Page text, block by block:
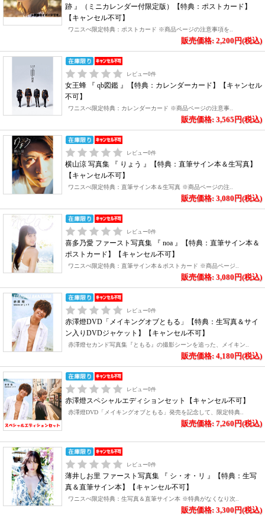
跡 』（ミニカレンダー付限定版）【特典：ポストカード】
【キャンセル不可】
ワニスぺ限定特典：ポストカード ※商品ページの注意事項を..
販売価格: 2,200円(税込)
レビュー0件
女王蜂 『 qb図鑑 』【特典：カレンダーカード】【キャンセル
不可】
ワニスぺ限定特典：カレンダーカード ※商品ページの注意事..
販売価格: 3,565円(税込)
レビュー0件
横山涼 写真集 『 りょう 』【特典：直筆サイン本＆生写真】
【キャンセル不可】
ワニスぺ限定特典：直筆サイン本＆生写真 ※商品ページの注..
販売価格: 3,080円(税込)
レビュー0件
喜多乃愛 ファースト写真集 『 noa 』【特典：直筆サイン本＆
ポストカード】【キャンセル不可】
ワニスぺ限定特典：直筆サイン本＆ポストカード ※商品ページ..
販売価格: 3,080円(税込)
レビュー0件
赤澤燈DVD「メイキングオブともる」【特典：生写真＆サイ
ン入りDVDジャケット】【キャンセル不可】
赤澤燈セカンド写真集『ともる』の撮影シーンを追った、メイキン..
販売価格: 4,180円(税込)
レビュー0件
赤澤燈スペシャルエディションセット【キャンセル不可】
赤澤燈DVD「メイキングオブともる」発売を記念して、限定特典..
販売価格: 7,260円(税込)
レビュー0件
薄井しお里 ファースト写真集 『 シ・オ・リ 』【特典：生写
真＆直筆サイン本】【キャンセル不可】
ワニスぺ限定特典：生写真＆直筆サイン本 ※特典がなくなり次..
販売価格: 3,300円(税込)